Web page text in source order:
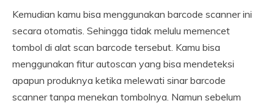
Kemudian kamu bisa menggunakan barcode scanner ini
secara otomatis. Sehingga tidak melulu memencet
tombol di alat scan barcode tersebut. Kamu bisa
menggunakan fitur autoscan yang bisa mendeteksi
apapun produknya ketika melewati sinar barcode
scanner tanpa menekan tombolnya. Namun sebelum